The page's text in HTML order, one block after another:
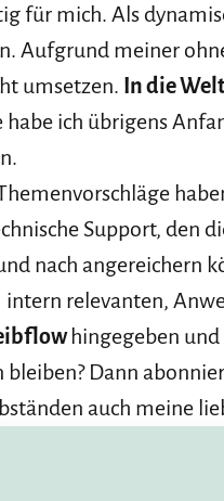
für mich. Als
Aufgrund meiner
umsetzen. In die
ich übrigens
Support, den
nach angereichern
relevanten,
hingegeben
bleiben? Dann
auch meine